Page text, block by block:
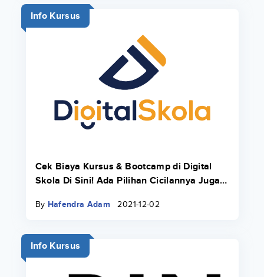
Info Kursus
Cek Biaya Kursus & Bootcamp di Digital
Skola Di Sini! Ada Pilihan Cicilannya Juga
By Hafendra Adam 2021-12-02
Info Kursus